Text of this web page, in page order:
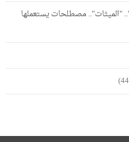
"الميثات".. مصطلحات يستعملها